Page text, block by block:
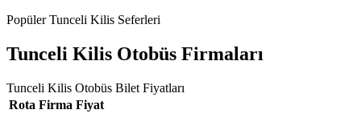
Popüler Tunceli Kilis Seferleri
Tunceli Kilis Otobüs Firmaları
Tunceli Kilis Otobüs Bilet Fiyatları
Rota Firma Fiyat